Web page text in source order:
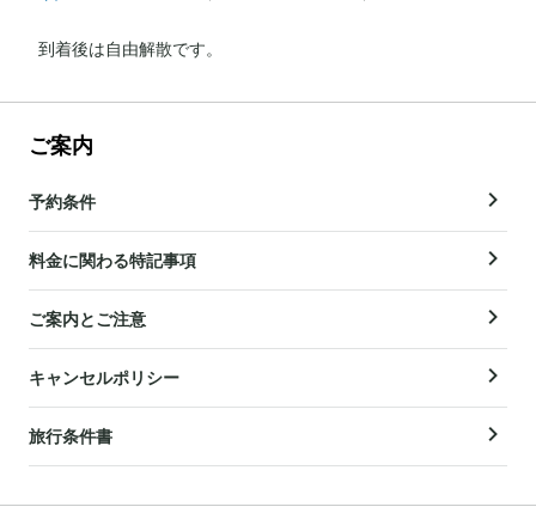
到着後は自由解散です。
ご案内
予約条件
料金に関わる特記事項
ご案内とご注意
キャンセルポリシー
旅行条件書